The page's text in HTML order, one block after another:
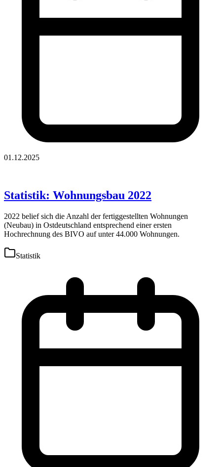
01.12.2025
Statistik: Wohnungsbau 2022
2022 belief sich die Anzahl der fertiggestellten Wohnungen
(Neubau) in Ostdeutschland entsprechend einer ersten
Hochrechnung des BIVO auf unter 44.000 Wohnungen.
Statistik